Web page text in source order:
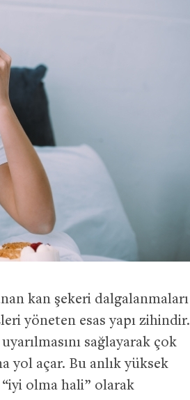
kan şekeri dalgalanmaları
yöneten esas yapı zihindir.
sağlayarak çok
yol açar. Bu anlık yüksek
olma hali” olarak